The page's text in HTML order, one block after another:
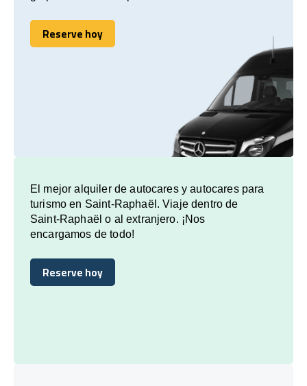
Reserve hoy
Reserve hoy
El mejor alquiler de autocares y autocares para
turismo en Saint-Raphaël. Viaje dentro de
Saint-Raphaël o al extranjero. ¡Nos
encargamos de todo!
Reserve hoy
Reserve hoy